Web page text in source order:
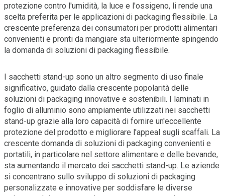
protezione contro l'umidità, la luce e l'ossigeno, li rende una
scelta preferita per le applicazioni di packaging flessibile. La
crescente preferenza dei consumatori per prodotti alimentari
convenienti e pronti da mangiare sta ulteriormente spingendo
la domanda di soluzioni di packaging flessibile.
I sacchetti stand-up sono un altro segmento di uso finale
significativo, guidato dalla crescente popolarità delle
soluzioni di packaging innovative e sostenibili. I laminati in
foglio di alluminio sono ampiamente utilizzati nei sacchetti
stand-up grazie alla loro capacità di fornire un'eccellente
protezione del prodotto e migliorare l'appeal sugli scaffali. La
crescente domanda di soluzioni di packaging convenienti e
portatili, in particolare nel settore alimentare e delle bevande,
sta aumentando il mercato dei sacchetti stand-up. Le aziende
si concentrano sullo sviluppo di soluzioni di packaging
personalizzate e innovative per soddisfare le diverse